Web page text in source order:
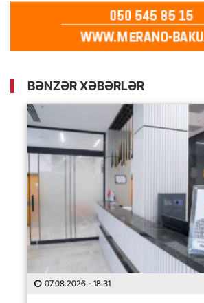
BƏNZƏR XƏBƏRLƏR
07.08.2026 - 18:31